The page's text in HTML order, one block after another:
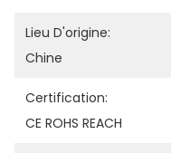
Lieu D'origine:
Chine
Certification:
CE ROHS REACH